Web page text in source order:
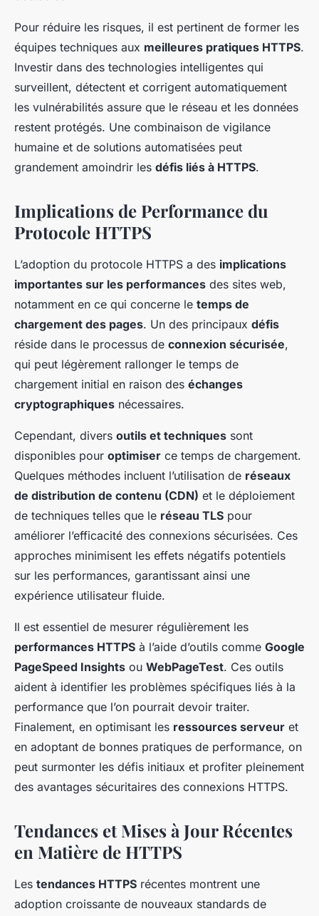
Pour réduire les risques, il est pertinent de former les
équipes techniques aux meilleures pratiques HTTPS.
Investir dans des technologies intelligentes qui
surveillent, détectent et corrigent automatiquement
les vulnérabilités assure que le réseau et les données
restent protégés. Une combinaison de vigilance
humaine et de solutions automatisées peut
grandement amoindrir les défis liés à HTTPS.
Implications de Performance du
Protocole HTTPS
L’adoption du protocole HTTPS a des implications
importantes sur les performances des sites web,
notamment en ce qui concerne le temps de
chargement des pages. Un des principaux défis
réside dans le processus de connexion sécurisée,
qui peut légèrement rallonger le temps de
chargement initial en raison des échanges
cryptographiques nécessaires.
Cependant, divers outils et techniques sont
disponibles pour optimiser ce temps de chargement.
Quelques méthodes incluent l’utilisation de réseaux
de distribution de contenu (CDN) et le déploiement
de techniques telles que le réseau TLS pour
améliorer l’efficacité des connexions sécurisées. Ces
approches minimisent les effets négatifs potentiels
sur les performances, garantissant ainsi une
expérience utilisateur fluide.
Il est essentiel de mesurer régulièrement les
performances HTTPS à l’aide d’outils comme Google
PageSpeed Insights ou WebPageTest. Ces outils
aident à identifier les problèmes spécifiques liés à la
performance que l’on pourrait devoir traiter.
Finalement, en optimisant les ressources serveur et
en adoptant de bonnes pratiques de performance, on
peut surmonter les défis initiaux et profiter pleinement
des avantages sécuritaires des connexions HTTPS.
Tendances et Mises à Jour Récentes
en Matière de HTTPS
Les tendances HTTPS récentes montrent une
adoption croissante de nouveaux standards de